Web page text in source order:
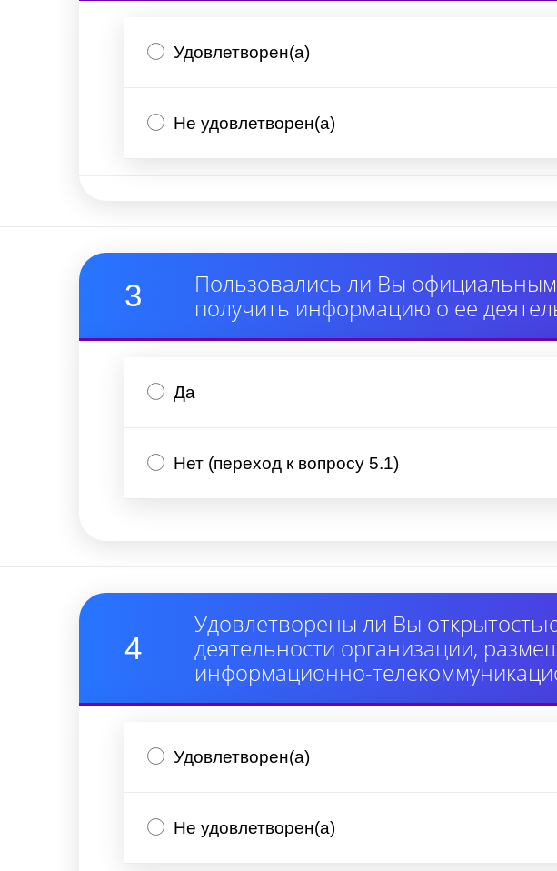
Удовлетворен(а)
Не удовлетворен(а)
3
Пользовались ли Вы
получить информацию о ее
Да
Нет (переход к вопросу 5.1)
4
Удовлетворены ли Вы
деятельности организации,
информационно-
Удовлетворен(а)
Не удовлетворен(а)